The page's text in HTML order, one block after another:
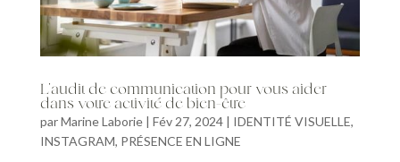
L’audit de communication pour vous aider
dans votre activité de bien-être
parMarine Laborie| Fév 27, 2024| IDENTITÉ VISUELLE,
INSTAGRAM, PRÉSENCE EN LIGNE